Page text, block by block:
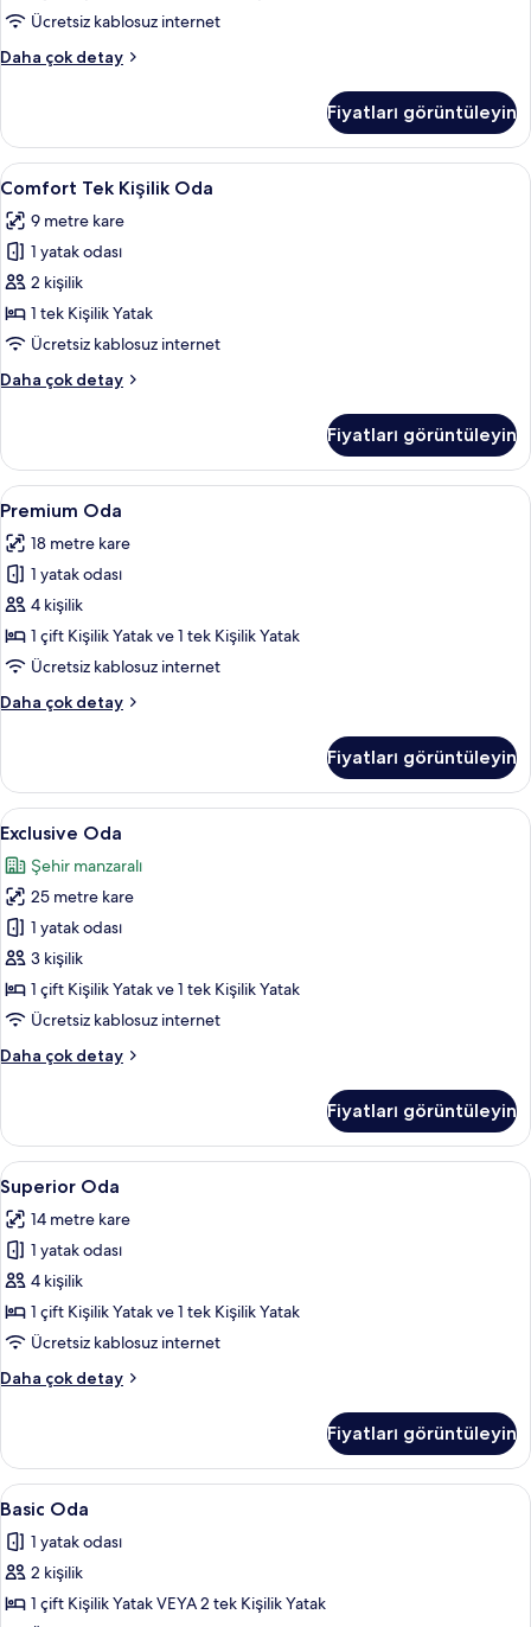
görünÜcretsiz kablosuz internet
Daha çok detay
Deluxe
fazla
detay
Fiyatları görüntüleyin
Comfort
Tek
Kişilik
Oda
için
tüm
fotoğrafları
Comfort Tek Kişilik Oda | Minibar,
7
Comfort Tek Kişilik Oda
9 metre kare
1 yatak odası
2 kişilik
1 tek Kişilik Yatak
Ücretsiz kablosuz internet
Daha çok detay
Comfort
hakkında
daha
fazla
Fiyatları görüntüleyin
Premium
Oda
için
tüm
fotoğrafları
görün
Premium Oda | Minibar, odada kasa,
8
Premium Oda
18 metre kare
1 yatak odası
4 kişilik
1 çift Kişilik Yatak ve 1 tek Kişilik Yatak
Ücretsiz kablosuz internet
Daha çok detay
Premium
fazla
detay
Fiyatları görüntüleyin
Exclusive
Oda
için
tüm
fotoğrafları
görün
Exclusive Oda | Minibar, odada kasa,
9
Exclusive Oda
Şehir manzaralı
25 metre kare
1 yatak odası
3 kişilik
1 çift Kişilik Yatak ve 1 tek Kişilik Yatak
Ücretsiz kablosuz internet
Daha çok detay
Exclusive
fazla
detay
Fiyatları görüntüleyin
Superior
Oda
için
tüm
fotoğrafları
görün
Superior Oda | Minibar, odada kasa,
10
Superior Oda
14 metre kare
1 yatak odası
4 kişilik
1 çift Kişilik Yatak ve 1 tek Kişilik Yatak
Ücretsiz kablosuz internet
Daha çok detay
Superior
fazla
detay
Fiyatları görüntüleyin
Basic
Oda
için
tüm
fotoğrafları
Basic Oda | Minibar, odada kasa, ses
6
Basic Oda
1 yatak odası
2 kişilik
1 çift Kişilik Yatak VEYA 2 tek Kişilik Yatak